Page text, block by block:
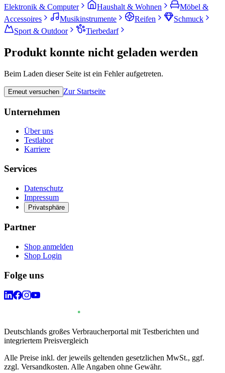
Elektronik & Computer
Haushalt & Wohnen
Möbel &
Accessoires
Musikinstrumente Reifen
Schmuck
Sport & Outdoor
Tierbedarf
Produkt konnte nicht geladen werden
Beim Laden dieser Seite ist ein Fehler aufgetreten.
Erneut versuchen Zur Startseite
Unternehmen
Über uns
Testlabor
Karriere
Services
Datenschutz
Impressum
Privatsphäre
Partner
Shop anmelden
Shop Login
Folge uns
Deutschlands großes Verbraucherportal mit Testberichten und
integriertem Preisvergleich
Alle Preise inkl. der jeweils geltenden gesetzlichen MwSt., ggf.
zzgl. Versandkosten. Alle Angaben ohne Gewähr.